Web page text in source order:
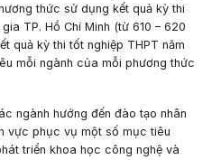
thức sử dụng kết quả kỳ thi
TP. Hồ Chí Minh (từ 610 – 620
quả kỳ thi tốt nghiệp THPT năm
mỗi ngành của mỗi phương thức
ngành hướng đến đào tạo nhân
vực phục vụ một số mục tiêu
triển khoa học công nghệ và